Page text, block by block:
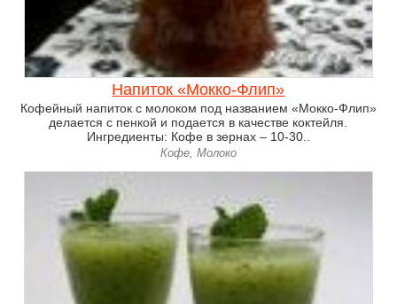
Напиток «Мокко-Флип»
Кофейный напиток с молоком под названием «Мокко-Флип»
делается с пенкой и подается в качестве коктейля.
Ингредиенты: Кофе в зернах – 10-30..
Кофе, Молоко